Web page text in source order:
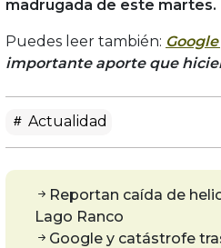
madrugada de este martes.
Puedes leer también:
importante aporte que
Actualidad
Reportan caída de
Lago Ranco
Google y catástrofe